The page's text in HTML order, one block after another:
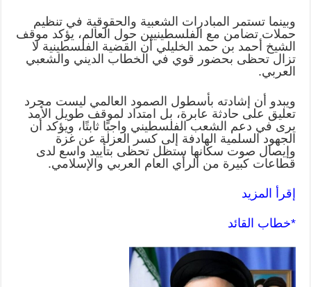
وبينما تستمر المبادرات الشعبية والحقوقية في تنظيم
حملات تضامن مع الفلسطينيين حول العالم، يؤكد موقف
الشيخ أحمد بن حمد الخليلي أن القضية الفلسطينية لا
تزال تحظى بحضور قوي في الخطاب الديني والشعبي
العربي.
ويبدو أن إشادته بأسطول الصمود العالمي ليست مجرد
تعليق على حادثة عابرة، بل امتداد لموقف طويل الأمد
يرى في دعم الشعب الفلسطيني واجبًا ثابتًا، ويؤكد أن
الجهود السلمية الهادفة إلى كسر العزلة عن غزة
وإيصال صوت سكانها ستظل تحظى بتأييد واسع لدى
قطاعات كبيرة من الرأي العام العربي والإسلامي.
إقرأ المزيد
*خطاب القائد